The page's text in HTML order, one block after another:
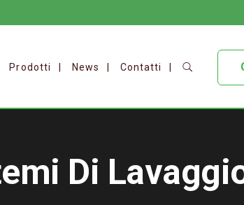
Prodotti News Contatti
Di